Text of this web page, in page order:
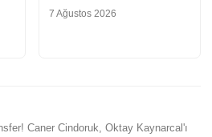
7 Ağustos 2026
Caner Cindoruk, Oktay Kaynarcal'ı